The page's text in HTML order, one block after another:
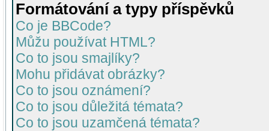
Formátování a typy příspěvků
Co je BBCode?
Můžu používat HTML?
Co to jsou smajlíky?
Mohu přidávat obrázky?
Co to jsou oznámení?
Co to jsou důležitá témata?
Co to jsou uzamčená témata?